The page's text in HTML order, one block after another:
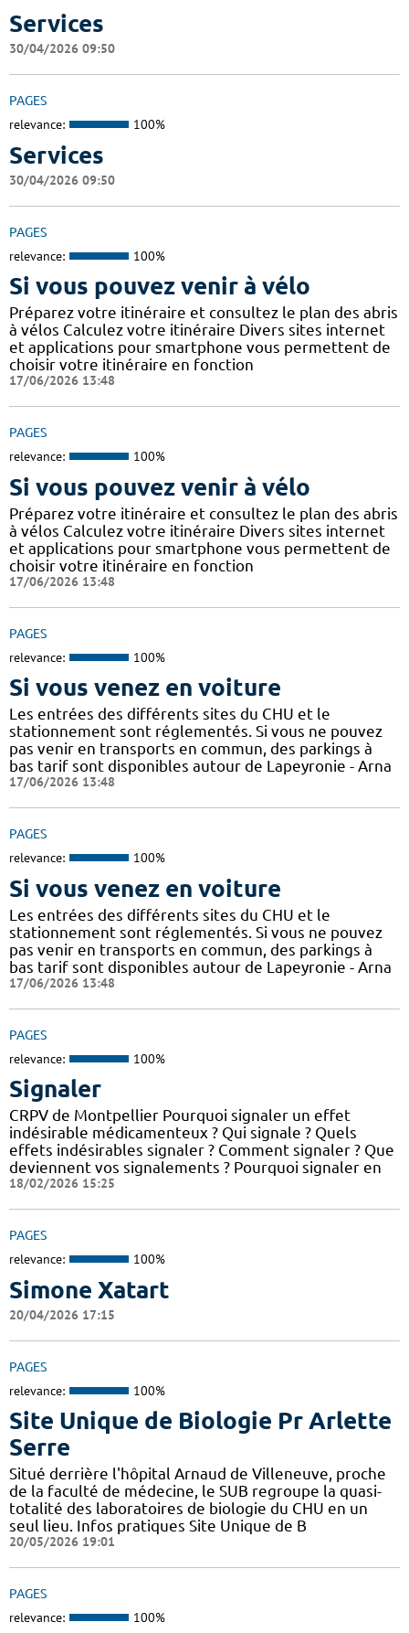
Services
30/04/2026 09:50
PAGES
relevance: 100%
Services
30/04/2026 09:50
PAGES
relevance: 100%
Si vous pouvez venir à vélo
Préparez votre itinéraire et consultez le plan des abris
à vélos Calculez votre itinéraire Divers sites internet
et applications pour smartphone vous permettent de
choisir votre itinéraire en fonction
17/06/2026 13:48
PAGES
relevance: 100%
Si vous pouvez venir à vélo
Préparez votre itinéraire et consultez le plan des abris
à vélos Calculez votre itinéraire Divers sites internet
et applications pour smartphone vous permettent de
choisir votre itinéraire en fonction
17/06/2026 13:48
PAGES
relevance: 100%
Si vous venez en voiture
Les entrées des différents sites du CHU et le
stationnement sont réglementés. Si vous ne pouvez
pas venir en transports en commun, des parkings à
bas tarif sont disponibles autour de Lapeyronie - Arna
17/06/2026 13:48
PAGES
relevance: 100%
Si vous venez en voiture
Les entrées des différents sites du CHU et le
stationnement sont réglementés. Si vous ne pouvez
pas venir en transports en commun, des parkings à
bas tarif sont disponibles autour de Lapeyronie - Arna
17/06/2026 13:48
PAGES
relevance: 100%
Signaler
CRPV de Montpellier Pourquoi signaler un effet
indésirable médicamenteux ? Qui signale ? Quels
effets indésirables signaler ? Comment signaler ? Que
deviennent vos signalements ? Pourquoi signaler en
18/02/2026 15:25
PAGES
relevance: 100%
Simone Xatart
20/04/2026 17:15
PAGES
relevance: 100%
Site Unique de Biologie Pr Arlette
Serre
Situé derrière l'hôpital Arnaud de Villeneuve, proche
de la faculté de médecine, le SUB regroupe la quasi-
totalité des laboratoires de biologie du CHU en un
seul lieu. Infos pratiques Site Unique de B
20/05/2026 19:01
PAGES
relevance: 100%